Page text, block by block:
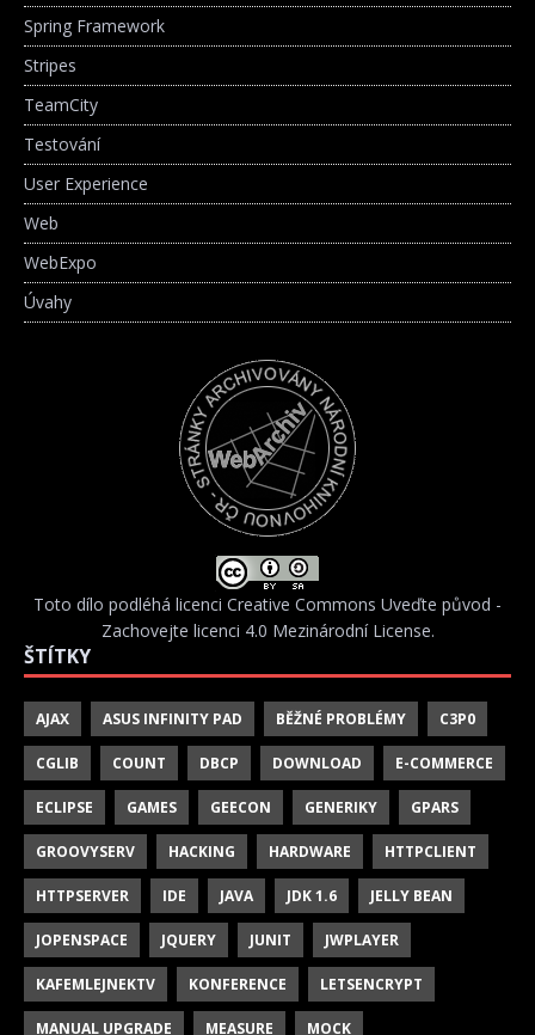
Spring Framework
Stripes
TeamCity
Testování
User Experience
Web
WebExpo
Úvahy
Toto dílo podléhá licenci Creative Commons Uveďte původ -
Zachovejte licenci 4.0 Mezinárodní License.
ŠTÍTKY
AJAX ASUS INFINITY PAD BĚŽNÉ PROBLÉMY C3P0
CGLIB COUNT DBCP DOWNLOAD E-COMMERCE
ECLIPSE GAMES GEECON GENERIKY GPARS
GROOVYSERV HACKING HARDWARE HTTPCLIENT
HTTPSERVER IDE JAVA JDK 1.6 JELLY BEAN
JOPENSPACE JQUERY JUNIT JWPLAYER
KAFEMLEJNEKTV KONFERENCE LETSENCRYPT
MANUAL UPGRADE MEASURE MOCK